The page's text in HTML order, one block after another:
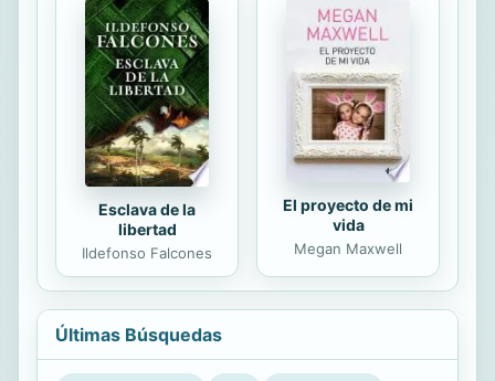
Esclava de la
libertad
Ildefonso Falcones
El proyecto de mi
vida
Megan Maxwell
Últimas Búsquedas